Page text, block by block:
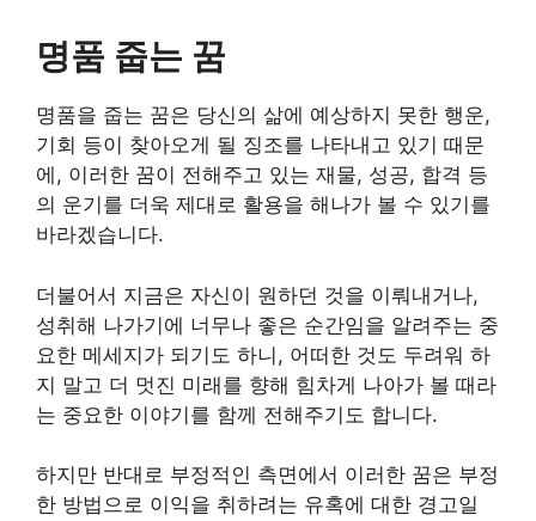
명품 줍는 꿈
명품을 줍는 꿈은 당신의 삶에 예상하지 못한 행운,
기회 등이 찾아오게 될 징조를 나타내고 있기 때문
에, 이러한 꿈이 전해주고 있는 재물, 성공, 합격 등
의 운기를 더욱 제대로 활용을 해나가 볼 수 있기를
바라겠습니다.
더불어서 지금은 자신이 원하던 것을 이뤄내거나,
성취해 나가기에 너무나 좋은 순간임을 알려주는 중
요한 메세지가 되기도 하니, 어떠한 것도 두려워 하
지 말고 더 멋진 미래를 향해 힘차게 나아가 볼 때라
는 중요한 이야기를 함께 전해주기도 합니다.
하지만 반대로 부정적인 측면에서 이러한 꿈은 부정
한 방법으로 이익을 취하려는 유혹에 대한 경고일